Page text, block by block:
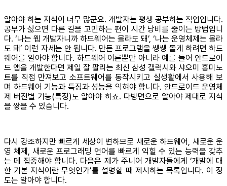
알아야 하는 지식이 너무 많군요. 개발자는 평생 공부하는 직업입니다.
공부가 싫으면 다른 길을 고민하는 편이 시간 낭비를 줄이는 방법입니
다. ‘나는 웹 개발자니까 하드웨어는 몰라도 돼’, ‘나는 운영체제는 몰라
도 돼’ 이런 자세는 안 됩니다. 만든 프로그램을 쌩쌩 돌게 하려면 하드
웨어를 알아야 합니다. 하드웨어 이론뿐만 아니라 예를 들어 안드로이
드 앱을 개발한다면 제일 잘 팔리는 최신 삼성 갤럭시와 샤오미 홍미노
트를 직접 만져보고 소프트웨어를 동작시키고 실생활에서 사용해 보
며 하드웨어 기능과 특징과 성능을 익혀야 합니다. 안드로이드 운영체
제 버전별 기능(특징)도 알아야 하죠. 다방면으로 알아야 제대로 지식
을 쌓을 수 있습니다.
다시 강조하지만 빠르게 세상이 변하므로 새로운 하드웨어, 새로운 운
영 체제, 새로운 프로그래밍 언어를 빠르게 익힐 수 있는 능력을 갖추
는 데 집중해야 합니다. 다음은 제가 주니어 개발자들에게 ‘개발에 대
한 기본 지식이란 무엇인가’를 설명할 때 제시하는 목록입니다. 이 정
도는 알아야 합니다.